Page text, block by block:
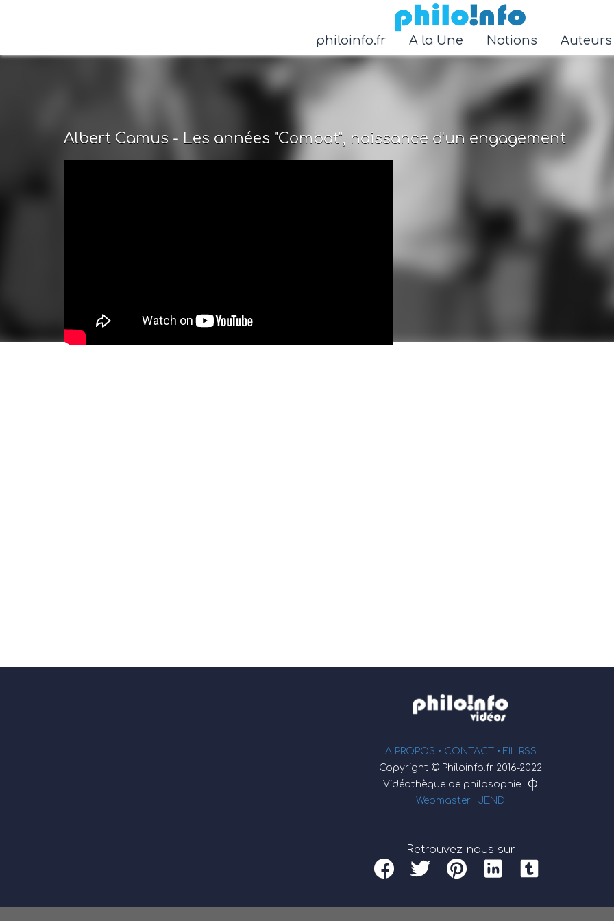
Accéder au contenu principal
Albert Camus - Les années "Combat", naissance d'un engagement
philoinfo.fr A la Une Notions
A PROPOS • CONTACT • FIL RSS
Copyright © Philoinfo.fr 2016-2022
Vidéothèque de philosophie
φ
Webmaster : JEND
Retrouvez-nous sur